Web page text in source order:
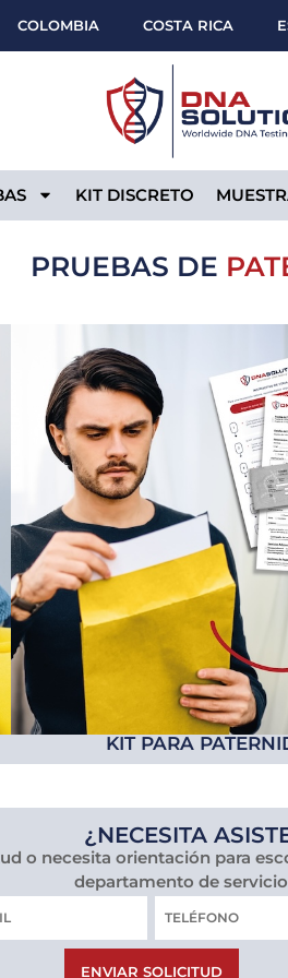
COLOMBIA COSTA RICA
KIT DISCRETO
PRUEBAS DE
KIT PARA
¿NECESITA
o necesita orientación para
departamento de
Teléfono
ENVIAR SOLICITUD